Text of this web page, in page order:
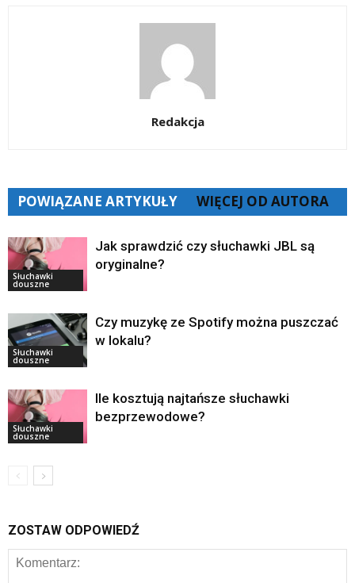
Redakcja
POWIĄZANE ARTYKUŁY WIĘCEJ OD AUTORA
Słuchawki
douszne
Jak sprawdzić czy słuchawki JBL są
oryginalne?
Słuchawki
douszne
Czy muzykę ze Spotify można puszczać
w lokalu?
Słuchawki
douszne
Ile kosztują najtańsze słuchawki
bezprzewodowe?
ZOSTAW ODPOWIEDŹ